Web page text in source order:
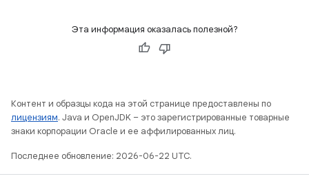
Эта информация оказалась полезной?
Контент и образцы кода на этой странице предоставлены по
лицензиям. Java и OpenJDK – это зарегистрированные товарные
знаки корпорации Oracle и ее аффилированных лиц.
Последнее обновление: 2026-06-22 UTC.